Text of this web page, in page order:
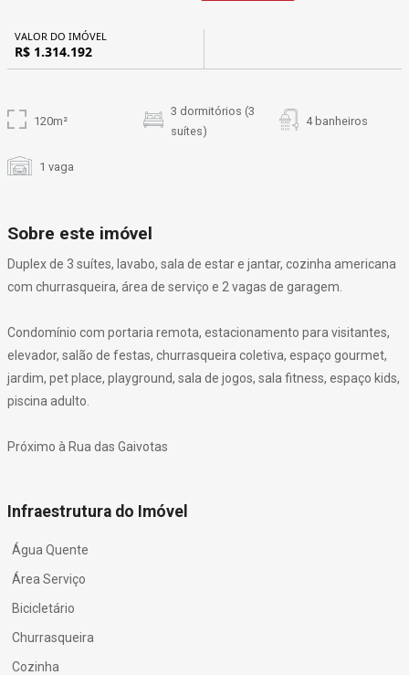
VALOR DO IMÓVEL
R$ 1.314.192
120m²
3 dormitórios (3
suítes)
4 banheiros
1 vaga
Sobre este imóvel
Duplex de 3 suítes, lavabo, sala de estar e jantar, cozinha americana
com churrasqueira, área de serviço e 2 vagas de garagem.
Condomínio com portaria remota, estacionamento para visitantes,
elevador, salão de festas, churrasqueira coletiva, espaço gourmet,
jardim, pet place, playground, sala de jogos, sala fitness, espaço kids,
piscina adulto.
Próximo à Rua das Gaivotas
Infraestrutura do Imóvel
Água Quente
Área Serviço
Bicicletário
Churrasqueira
Cozinha